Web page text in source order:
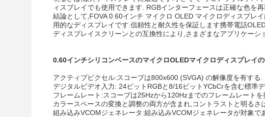
ィスプレイでも使用できます. RGBインターフェースは正確な色を
結論として,FOVA 0.60インチ マイクロ OLED マイクロディスプレ
用的なディスプレイです.信頼性と耐久性を保証します携帯電話
ディスプレイスクリーンとの互換性により,さまざまなアプリケーシ
0.60インチシリコンベースのマイクロOLEDマイクロディスプレイ
アクティブピクセル:スコープは800x600 (SVGA) の解像度を有する.
デジタルビデオ入力: 24ビットRGBと8/16ビットYCbCrを含む標準
フレームレート:スコープは25Hzから120Hzまでのフレームレートを
カラースペースの変換と調整の両方が含まれ,コントラストと明るさ
組み込みVCOMジェネレータ:組み込みVCOMジェネレータが対象で